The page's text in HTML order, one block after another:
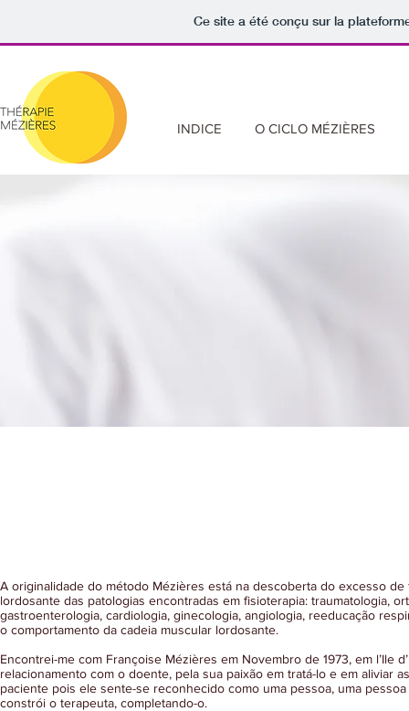
Ce site a été conçu sur la
INDICE O CICLO MÉZIÈRES
A originalidade do método Mézières está na descoberta do excesso
lordosante das patologias encontradas em fisioterapia: traumatologia,
gastroenterologia, cardiologia, ginecologia, angiologia, reeducação
o comportamento da cadeia muscular lordosante.
Encontrei-me com Françoise Mézières em Novembro de 1973, em l’Ile
relacionamento com o doente, pela sua paixão em tratá-lo e em aliviar
paciente pois ele sente-se reconhecido como uma pessoa, uma
constrói o terapeuta, completando-o.